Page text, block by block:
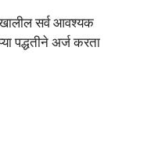
खालील सर्व आवश्यक
पद्धतीने अर्ज करता